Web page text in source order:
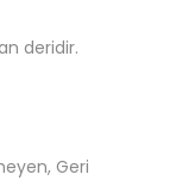
deridir.
Geri